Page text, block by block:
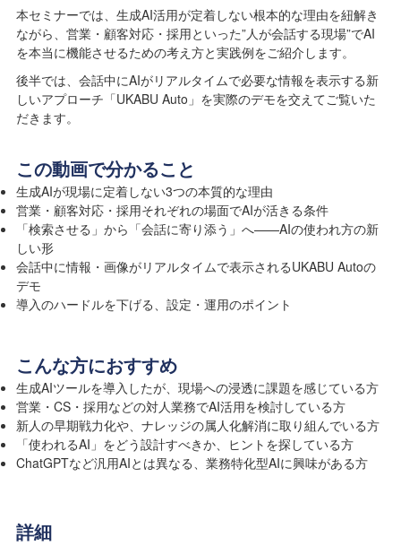
本セミナーでは 、生成AI活用が定着しない根本的な理由を紐解き
ながら、営業・顧客対応・採用といった”人が会話する現場”でAI
を本当に機能させるための考え方と実践例をご紹介します。
後半では、会話中にAIがリアルタイムで必要な情報を表示する新
しいアプローチ「UKABU Auto」を実際のデモを交えてご覧いた
だきます。
この動画で分かること
生成AIが現場に定着しない3つの本質的な理由
営業・顧客対応・採用それぞれの場面でAIが活きる条件
「検索させる」から「会話に寄り添う」へ——AIの使われ方の新
しい形
会話中に情報・画像がリアルタイムで表示されるUKABU Autoの
デモ
導入のハードルを下げる、設定・運用のポイント
こんな方におすすめ
生成AIツールを導入したが、現場への浸透に課題を感じている方
営業・CS・採用などの対人業務でAI活用を検討している方
新人の早期戦力化や、ナレッジの属人化解消に取り組んでいる方
「使われるAI」をどう設計すべきか、ヒントを探している方
ChatGPTなど汎用AIとは異なる、業務特化型AIに興味がある方
詳細